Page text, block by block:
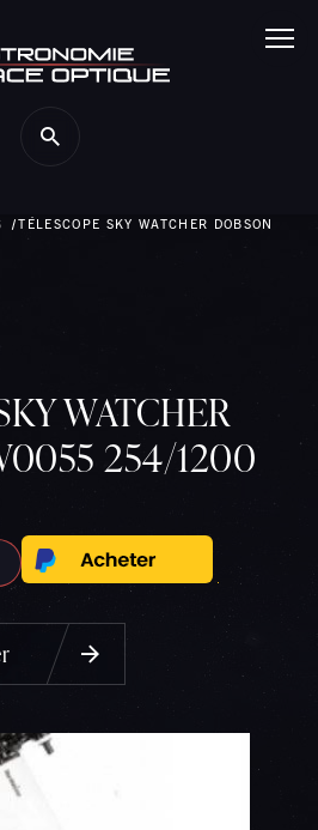
TÉLESCOPE SKY WATCHER DOBSON
WATCHER
254/1200